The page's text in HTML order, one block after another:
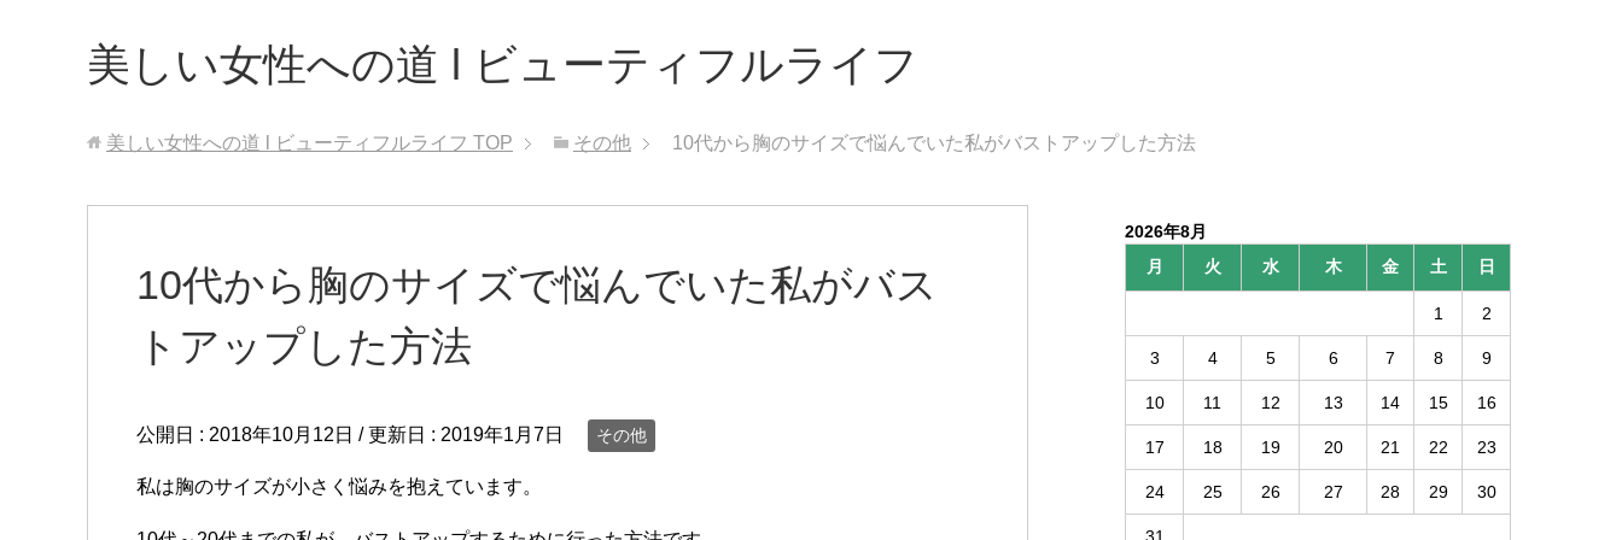
美しい女性への道 l ビューティフルライフ
美しい女性への道 l ビューティフルライフ TOP その他 10代から胸のサイズで悩んでいた私がバストアップした方法
10代から胸のサイズで悩んでいた私がバス
トアップした方法
公開日 : 2018年10月12日 / 更新日 : 2019年1月7日 その他
私は胸のサイズが小さく悩みを抱えています。
2026年8月
月
火 水 木 金 土 日
1 2
3 4 5 6 7 8 9
10 11 12 13 14 15 16
17 18 19 20 21 22 23
24 25 26 27 28 29 30